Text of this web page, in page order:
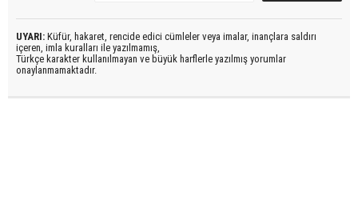
UYARI: Küfür, hakaret, rencide edici cümleler veya imalar, inançlara saldırı
içeren, imla kuralları ile yazılmamış,
Türkçe karakter kullanılmayan ve büyük harflerle yazılmış yorumlar
onaylanmamaktadır.